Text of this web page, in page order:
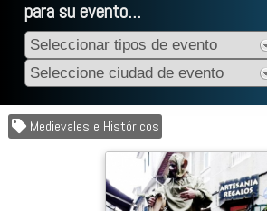
para su evento...
Medievales e Históricos